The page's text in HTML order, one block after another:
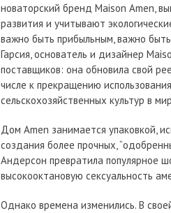
новаторский бренд Maison Amen,
развития и учитывают
важно быть прибыльным, важно
Гарсия, основатель и дизайнер
поставщиков: она обновила свой
числе к прекращению
сельскохозяйственных культур в
Дом Amen занимается упаковкой,
создания более прочных,
Андерсон превратила популярное
высокооктановую сексуальность
Однако времена изменились. В